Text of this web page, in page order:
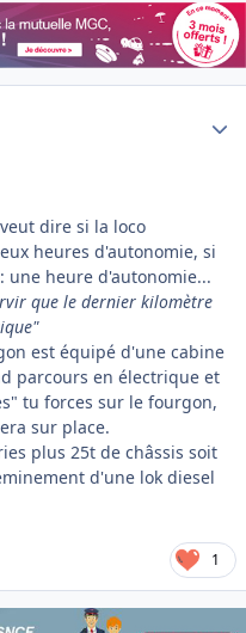
dire si la loco
heures d'autonomie, si
une heure d'autonomie...
que le dernier kilomètre
est équipé d'une cabine
parcours en électrique et
tu forces sur le fourgon,
sur place.
plus 25t de châssis soit
d'une lok diesel
1